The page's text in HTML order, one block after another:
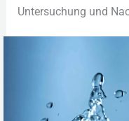
Unt︇ersuchung und︇